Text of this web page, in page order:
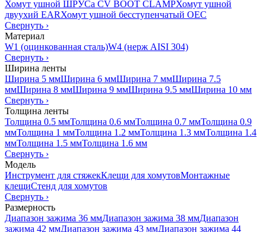
Хомут ушной ШРУСа CV BOOT CLAMPХомут ушной
двуухий EARХомут ушной бесступенчатый OEC
Свернуть ›
Материал
W1 (оцинкованная сталь)W4 (нерж AISI 304)
Свернуть ›
Ширина ленты
Ширина 5 ммШирина 6 ммШирина 7 ммШирина 7.5
ммШирина 8 ммШирина 9 ммШирина 9.5 ммШирина 10 мм
Свернуть ›
Толщина ленты
Толщина 0.5 ммТолщина 0.6 ммТолщина 0.7 ммТолщина 0.9
ммТолщина 1 ммТолщина 1.2 ммТолщина 1.3 ммТолщина 1.4
ммТолщина 1.5 ммТолщина 1.6 мм
Свернуть ›
Модель
Инструмент для стяжекКлещи для хомутовМонтажные
клещиСтенд для хомутов
Свернуть ›
Размерность
Диапазон зажима 36 ммДиапазон зажима 38 ммДиапазон
зажима 42 ммДиапазон зажима 43 ммДиапазон зажима 44